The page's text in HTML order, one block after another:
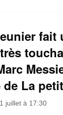
fait
La
juillet à 17:30